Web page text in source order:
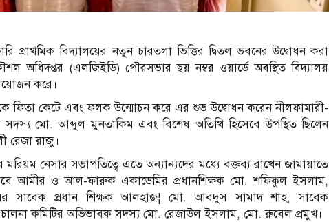
প্রাথমিক বিদ্যালয়ের নতুন চারতলা ভিত্তির দ্বিতল ভবনের উদ্বোধন করা
অধিদপ্তর (এলজিইডি) পৌরসভার ছয় নম্বর ওয়ার্ডে অবস্থিত বিদ্যালয়
করে।
ফিতা কেটে এবং ফলক উন্মোচন করে এর শুভ উদ্বোধন করেন নীলফামারী-
মো. আব্দুল মুনতাকিম এবং বিশেষ অতিথি হিসেবে উপস্থিত ছিলেন
রেজা রাজু।
নেসার সভাপতিত্বে এতে অন্যান্যদের মধ্যে বক্তব্য রাখেন জামায়াতে
আমীর ও আল-ফারুক একাডেমির প্রধানশিক্ষক মো. শফিকুল ইসলাম,
সাবেক প্রধান শিক্ষক আলহাজ¦ মো. আবদুস সামাদ শাহ, সাবেক
কমিটির অভিভাবক সদস্য মো. রেজাউল ইসলাম, মো. রুবেল প্রমুখ।